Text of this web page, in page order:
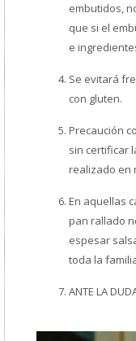
embutidos,
que si el
e
Se evitará
con gluten.
Precaución
sin certificar
realizado en
En aquellas
pan rallado
espesar
toda la
ANTE LA